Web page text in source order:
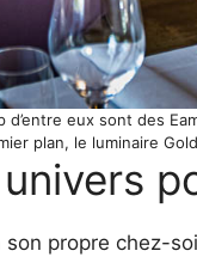
eux sont des
plan, le luminaire
propre chez-